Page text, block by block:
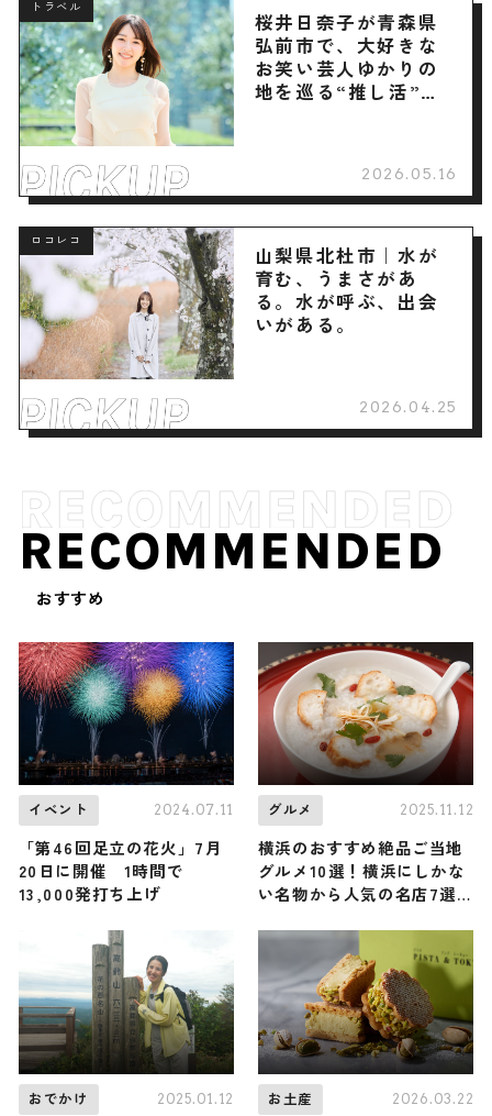
トラベル
桜井日奈子が青森県
弘前市で、大好きな
お笑い芸人ゆかりの
地を巡る“推し活”旅
2026.05.16
ロコレコ
山梨県北杜市｜水が
育む、うまさがあ
る。水が呼ぶ、出会
いがある。
2026.04.25
RECOMMENDED
おすすめ
イベント 2024.07.11
「第46回足立の花火」7月
20日に開催 1時間で
13,000発打ち上げ
グルメ 2025.11.12
横浜のおすすめ絶品ご当地
グルメ10選！横浜にしかな
い名物から人気の名店7選
おでかけ 2025.01.12 お土産 2026.03.22